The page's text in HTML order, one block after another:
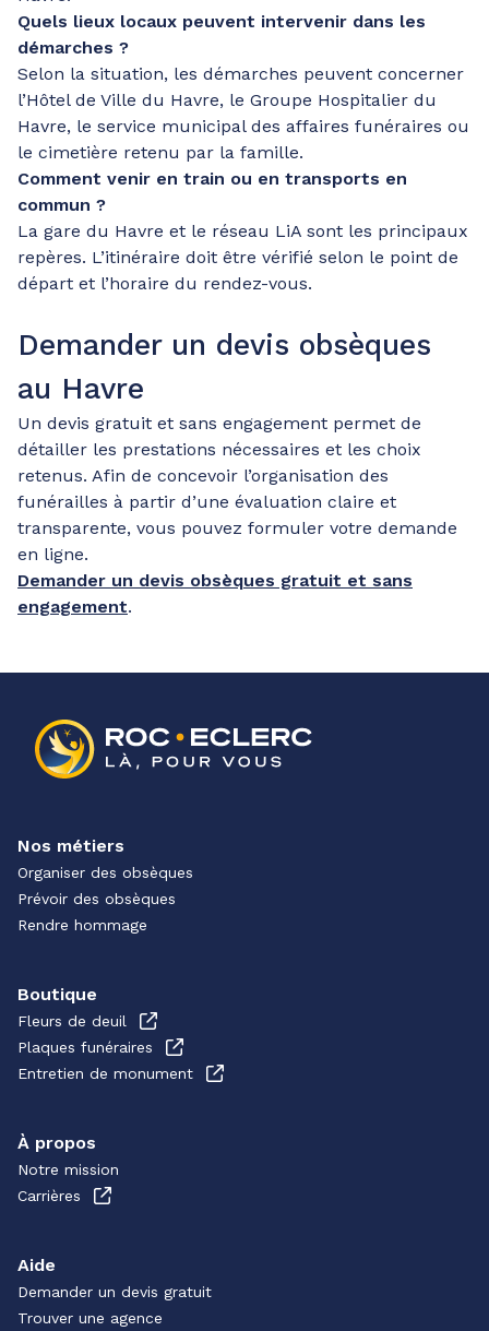
Quels lieux locaux peuvent intervenir dans les
démarches ?
Selon la situation, les démarches peuvent concerner
l’Hôtel de Ville du Havre, le Groupe Hospitalier du
Havre, le service municipal des affaires funéraires ou
le cimetière retenu par la famille.
Comment venir en train ou en transports en
commun ?
La gare du Havre et le réseau LiA sont les principaux
repères. L’itinéraire doit être vérifié selon le point de
départ et l’horaire du rendez-vous.
Demander un devis obsèques
au Havre
Un devis gratuit et sans engagement permet de
détailler les prestations nécessaires et les choix
retenus. Afin de concevoir l’organisation des
funérailles à partir d’une évaluation claire et
transparente, vous pouvez formuler votre demande
en ligne.
Demander un devis obsèques gratuit et sans
engagement.
Nos métiers
Organiser des obsèques
Prévoir des obsèques
Rendre hommage
Boutique
Fleurs de deuil
Plaques funéraires
Entretien de monument
À propos
Notre mission
Carrières
Aide
Demander un devis gratuit
Trouver une agence